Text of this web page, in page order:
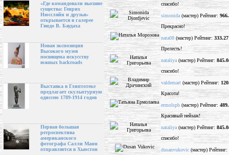
«Где командовали высшие
существа: Генрих
Нюссляйн и друзья»
открывается в галерее
Гвидо В. Баудаха
Новая экспозиция
Высокого музея
посвящена искусству
южных backroads
Выставка в Глиптотеке
предлагает скульптурную
одиссею 1789-1914 годов
Первая большая
ретроспектива
американского
фотографа Салли Манн
отправляется в Хьюстон
спасибо!
simonida (мастер) Рейтинг:
Прекрасно!
nata08 (мастер) Рейтинг: 333.27
Прелесть!
nataliya (мастер) Рейтинг:
спасибо!
valdemart (мастер) Рейтинг:
Красота!
ermolspb (мастер) Рейтинг:
Красивый пейзаж!
nataliya (мастер) Рейтинг:
спасибо!
dusanvukovic (мастер) Рейтинг: